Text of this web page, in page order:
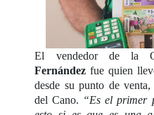
El vendedor de la
Fernández fue quien
desde su punto de
del Cano. “Es el primer